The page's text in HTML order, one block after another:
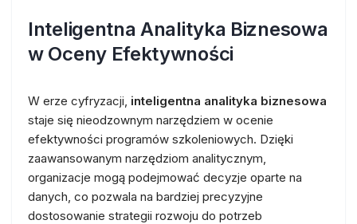
Inteligentna Analityka Biznesowa
w Oceny Efektywności
W erze cyfryzacji, inteligentna analityka biznesowa
staje się nieodzownym narzędziem w ocenie
efektywności programów szkoleniowych. Dzięki
zaawansowanym narzędziom analitycznym,
organizacje mogą podejmować decyzje oparte na
danych, co pozwala na bardziej precyzyjne
dostosowanie strategii rozwoju do potrzeb